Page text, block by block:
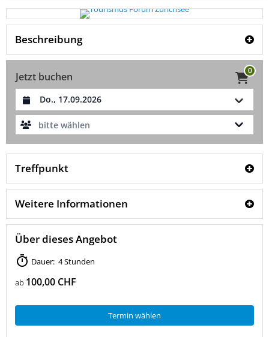
Beschreibung
Jetzt buchen 0
Datum auswählen
bitte wählen
Treffpunkt
Weitere Informationen
Über dieses Angebot
Dauer: 4 Stunden
ab 100,00 CHF
Termin wählen